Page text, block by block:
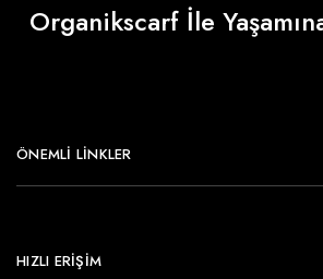
Organikscarf İle
ÖNEMLI LINKLER
HIZLI ERİŞİM